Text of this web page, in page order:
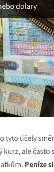
dolary
tyto účely
kurz, ale často
Peníze